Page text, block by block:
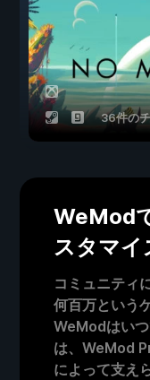
36件の
WeMod
スタマイ
コミュニティ
何百万という
WeModはい
は、WeMod
によって支え